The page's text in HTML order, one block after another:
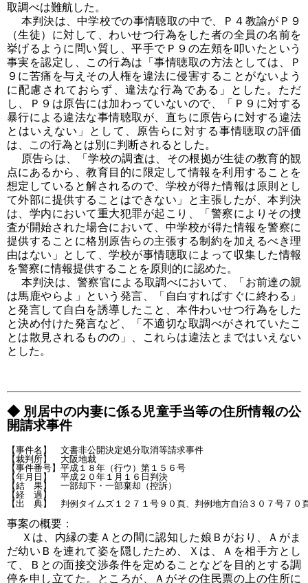
取調べは難航した。
本判決は、中学校での事情聴取の中で、Ｐ４教諭がＰ９
（生徒）に対して、わいせつ行為をした者の全員の名前を
挙げるように問い質し、平手でＰ９の左頬を叩いたという
事実を認定し、この行為は「事情聴取の方法としては、Ｐ
９に苦痛を与えその人権を違法に侵害することがないよう
に配慮されておらず、違法な行為である」とした。ただ
し、Ｐ９は原告には加わっていないので、「Ｐ９に対する
暴行による違法な事情聴取が、直ちに原告らに対する違法
とはいえない」として、原告らに対する事情聴取の評価
は、この行為とは別に判断されるとした。
原告らは、「学校の調査は、その根拠が生徒の教育的観
点にあるから、教育目的に限定して情報を利用することを
想定していると解されるので、学校が得た情報は原則とし
て外部に提供することはできない」と主張したが、本判決
は、学内において重大犯罪が起こり、「警察によりその捜
査が開始された場合において、中学校が得た情報を警察に
提供することに格別原告らの主張する制約を加えるべき理
由はない」として、学校が事情聴取によって収集した情報
を警察に情報提供することを原則的に認めた。
本判決は、警察官による取調べにおいて、「お前達の親
は馬鹿やらよ」という発言、「自白すればすぐに終わる」
と発言して自白を誘導したこと、本件わいせつ行為をした
と決め付けた発言など、「不適切な取調べがされていたこ
とは散見されるものの」、これらは違法とまではいえない
とした。
◆ 別居中の内妻に係る児童手当等の住所情報の公
開請求事件
【事件名】　文書非公開決定処分取消等請求事件
【裁判所】　大阪地裁
【事件番号】平成１８年（行ウ）第１５６号
【年月日】　平成２０年１月１６日判決
【結　果】　一部却下・一部棄却（控訴）
【経　過】
事案の概要：
Ｘは、内縁の妻Ａとの間に認知した娘Ｂがおり、Ａがま
だ幼いＢを連れて姿を隠したため、Ｘは、Ａを相手方とし
て、Ｂとの面接交渉条件を定めることなどを目的とする調
停を申し立てた。ところが、Ａがその住民票の上の住所に